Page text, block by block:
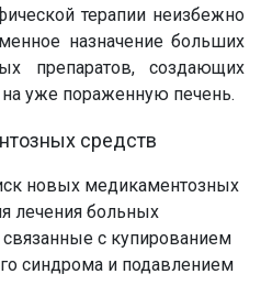
терапии неизбежно
назначение больших
препаратов, создающих
уже пораженную печень.
средств
новых медикаментозных
лечения больных
с купированием
синдрома и подавлением